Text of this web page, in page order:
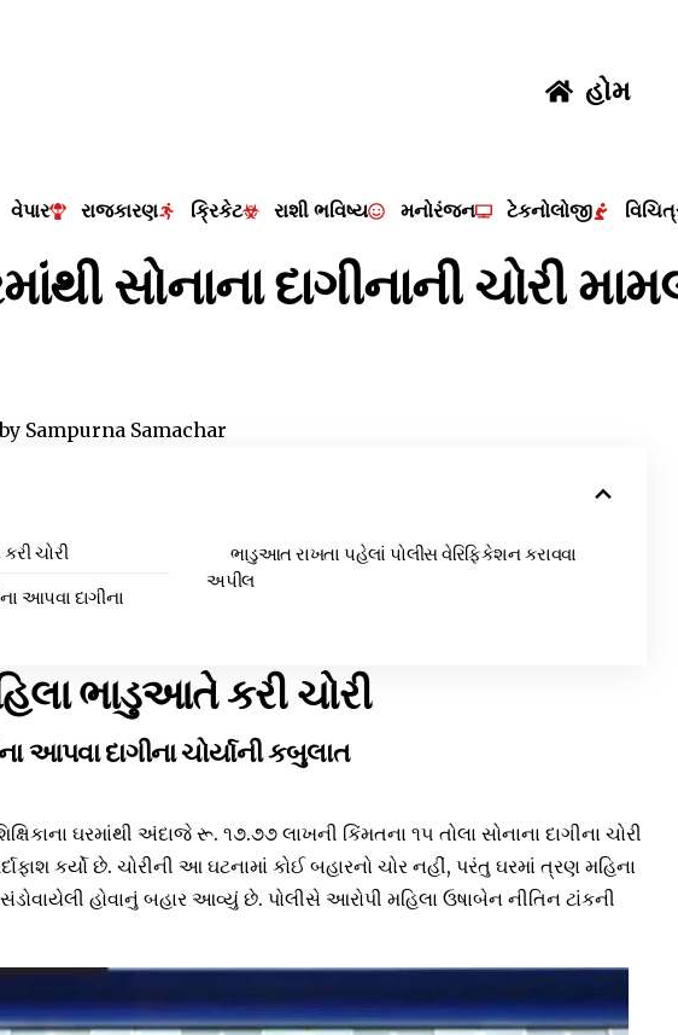
હોમ
વેપાર રાજકારણ ક્રિકેટ રાશી ભવિષ્ય મનોરંજન ટેકનોલોજી
સોનાના દાગીનાની ચોરી
Sampurna Samachar
ચોરી
આપવા દાગીના
ભાડુઆત રાખતા પહેલાં પોલીસ વેરિફિકેશન કરાવવા
અપીલ
ભાડુઆતે કરી ચોરી
આપવા દાગીના ચોર્યાની કબુલાત
ઘરમાંથી અંદાજે રૂ. ૧૭.૭૭ લાખની કિંમતના ૧૫ તોલા સોનાના દાગીના ચોરી
કર્યો છે. ચોરીની આ ઘટનામાં કોઈ બહારનો ચોર નહીં, પરંતુ ઘરમાં ત્રણ મહિના
હોવાનું બહાર આવ્યું છે. પોલીસે આરોપી મહિલા ઉષાબેન નીતિન ટાંકની